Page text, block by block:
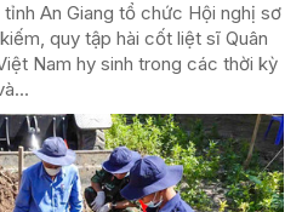
An Giang tổ chức Hội nghị sơ
quy tập hài cốt liệt sĩ Quân
Nam hy sinh trong các thời kỳ